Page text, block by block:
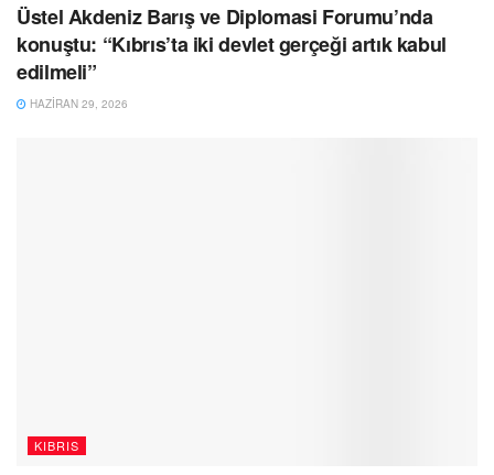
Üstel Akdeniz Barış ve Diplomasi Forumu’nda
konuştu: “Kıbrıs’ta iki devlet gerçeği artık kabul
edilmeli”
HAZIRAN 29, 2026
KIBRIS